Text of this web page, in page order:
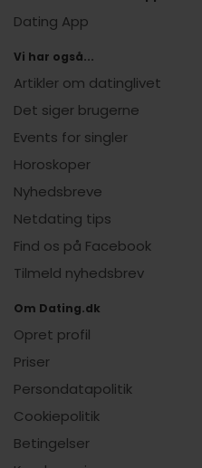
Dating App
Vi har også...
Artikler om datinglivet
Det siger brugerne
Events for singler
Horoskoper
Nyhedsbreve
Netdating tips
Find os på Facebook
Tilmeld nyhedsbrev
Om Dating.dk
Opret profil
Priser
Persondatapolitik
Cookiepolitik
Betingelser